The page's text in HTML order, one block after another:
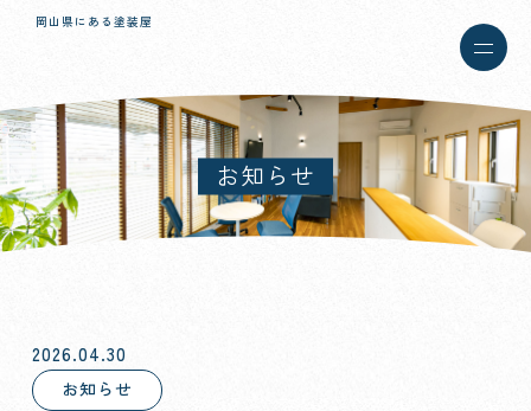
岡山県にある塗装屋
お知らせ
2026.04.30
お知らせ